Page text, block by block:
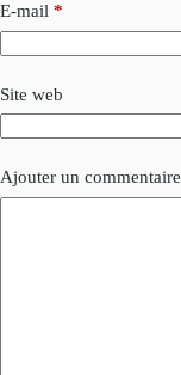
E-mail *
Site web
Ajouter un commentaire